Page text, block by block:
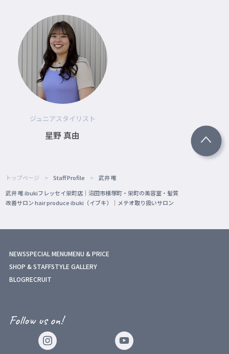
ジュニアスタイリスト
星野 真由
トップページ Staff Profile
武井 唯
武井 唯 ibukiフレッセイ栄町店｜沼田市横塚町・栄町の美容室・髪質
改善サロン hair produce ibuki（イブキ）｜メテオ取り扱いサロン
NEWSSPECIAL MENUMENU & PRICE
SHOP & STAFFSTYLE GALLERY
BLOGRECRUIT
Follow us on!